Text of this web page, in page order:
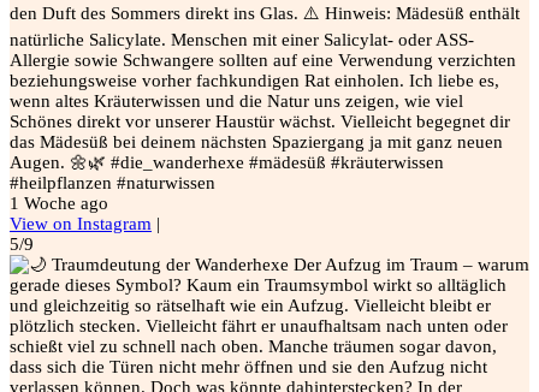
den Duft des Sommers direkt ins Glas. ⚠️ Hinweis: Mädesüß enthält
natürliche Salicylate. Menschen mit einer Salicylat- oder ASS-
Allergie sowie Schwangere sollten auf eine Verwendung verzichten
beziehungsweise vorher fachkundigen Rat einholen. Ich liebe es,
wenn altes Kräuterwissen und die Natur uns zeigen, wie viel
Schönes direkt vor unserer Haustür wächst. Vielleicht begegnet dir
das Mädesüß bei deinem nächsten Spaziergang ja mit ganz neuen
Augen. 🌼🌿 #die_wanderhexe #mädesüß #kräuterwissen
#heilpflanzen #naturwissen
1 Woche ago
View on Instagram |
5/9